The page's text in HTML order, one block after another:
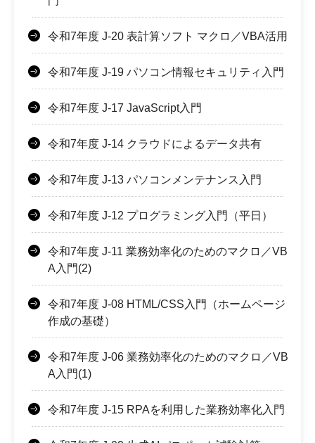
令和7年度 J-20 表計算ソフト マクロ／VBA活用
令和7年度 J-19 パソコン情報セキュリティ入門
令和7年度 J-17 JavaScript入門
令和7年度 J-14 クラウドによるデータ共有
令和7年度 J-13 パソコンメンテナンス入門
令和7年度 J-12 プログラミング入門（平日）
令和7年度 J-11 業務効率化のためのマクロ／VB
A入門(2)
令和7年度 J-08 HTML/CSS入門（ホームページ
作成の基礎）
令和7年度 J-06 業務効率化のためのマクロ／VB
A入門(1)
令和7年度 J-15 RPAを利用した業務効率化入門